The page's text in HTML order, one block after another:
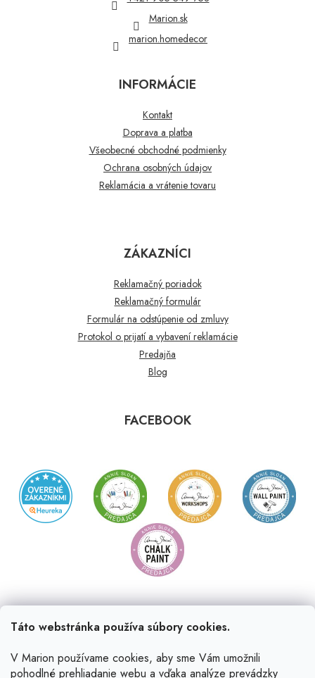
Táto webstránka používa súbory cookies.
V Marion používame cookies, aby sme Vám umožnili
pohodlné prehliadanie webu a vďaka analýze prevádzky
Marion.sk
marion.homedecor
INFORMÁCIE
Kontakt
Doprava a platba
Všeobecné obchodné podmienky
Ochrana osobných údajov
Reklamácia a vrátenie tovaru
ZÁKAZNÍCI
Reklamačný poriadok
Reklamačný formulár
Formulár na odstúpenie od zmluvy
Protokol o prijatí a vybavení reklamácie
Predajňa
Blog
FACEBOOK